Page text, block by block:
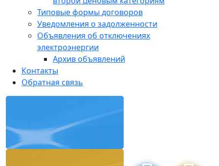
Типовые формы договоров
Уведомления о задолженности
Объявления об отключениях
электроэнергии
Архив объявлений
Контакты
Обратная связь